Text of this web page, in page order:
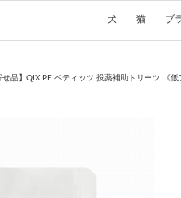
犬 猫 ブ
せ品】QIX PE ペティッツ 投薬補助トリーツ 《